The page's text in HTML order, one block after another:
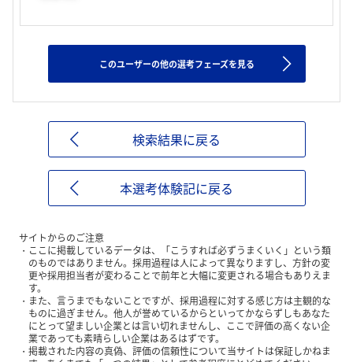
このユーザーの他の選考フェーズを見る
検索結果に戻る
本選考体験記に戻る
サイトからのご注意
ここに掲載しているデータは、「こうすれば必ずうまくいく」という類
のものではありません。採用過程は人によって異なりますし、方針の変
更や採用担当者が変わることで前年と大幅に変更される場合もありえま
す。
また、言うまでもないことですが、採用過程に対する感じ方は主観的な
ものに過ぎません。他人が誉めているからといってかならずしもあなた
にとって望ましい企業とは言い切れませんし、ここで評価の高くない企
業であっても素晴らしい企業はあるはずです。
掲載された内容の真偽、評価の信頼性について当サイトは保証しかねま